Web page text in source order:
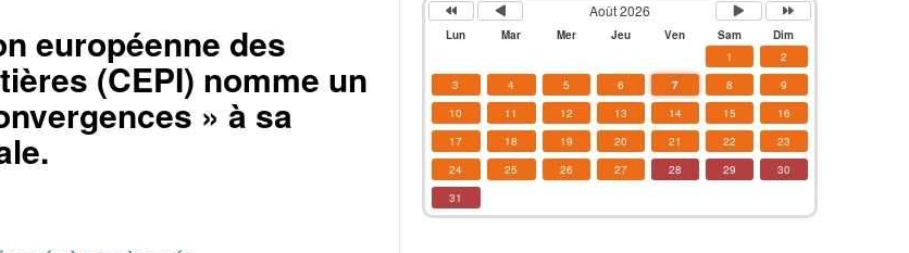
européenne des
(CEPI) nomme un
» à sa
Août 2026
Lun Mar Mer Jeu Ven Sam
Dim
1
2
3
4 5 6 7 8
9
10
11 12 13 14 15
16
17
18 19 20 21 22
23
24
25 26 27 28 29
30
31